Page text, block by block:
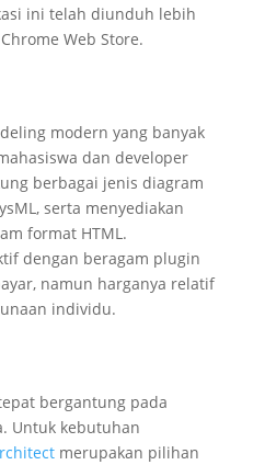
ini telah diunduh lebih
Web Store.
modern yang banyak
dan developer
berbagai jenis diagram
serta menyediakan
format HTML.
dengan beragam plugin
namun harganya relatif
individu.
bergantung pada
Untuk kebutuhan
merupakan pilihan